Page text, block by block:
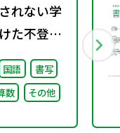
れない学
た不登校
第4回）
魅力ある
進に向け
いて議論
国語
書写
数 その他